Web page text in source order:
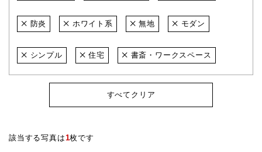
防炎 ホワイト系 無地 モダン
シンプル 住宅 書斎・ワークスペース
すべてクリア
該当する写真は1枚です